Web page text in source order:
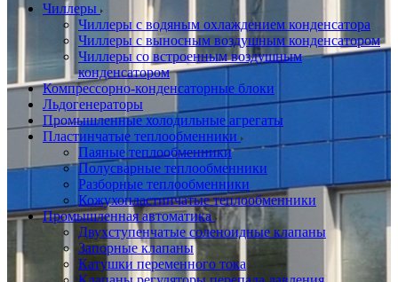
Чиллеры
Чиллеры с водяным охлаждением конденсатора
Чиллеры с выносным воздушным конденсатором
Чиллеры со встроенным воздушным
конденсатором
Компрессорно-конденсаторные блоки
Льдогенераторы
Промышленные холодильные агрегаты
Пластинчатые теплообменники
Паяные теплообменники
Полусварные теплообменники
Разборные теплообменники
Кожухопластинчатые теплообменники
Промышленная автоматика
Двухступенчатые соленоидные клапаны
Запорные клапаны
Катушки переменного тока